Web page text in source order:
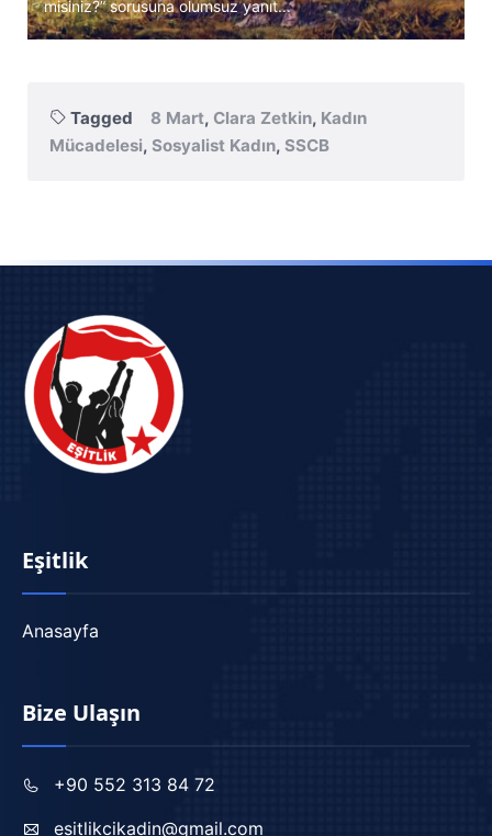
misiniz?” sorusuna olumsuz yanıt...
Tagged 8 Mart, Clara Zetkin, Kadın
Mücadelesi, Sosyalist Kadın, SSCB
Eşitlik
Anasayfa
Bize Ulaşın
+90 552 313 84 72
esitlikcikadin@gmail.com